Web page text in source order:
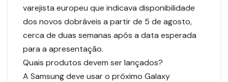
varejista europeu que indicava disponibilidade
dos novos dobráveis a partir de 5 de agosto,
cerca de duas semanas após a data esperada
para a apresentação.
Quais produtos devem ser lançados?
A Samsung deve usar o próximo Galaxy